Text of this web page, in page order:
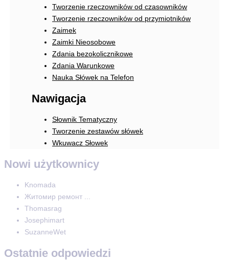
Tworzenie rzeczowników od czasowników
Tworzenie rzeczowników od przymiotników
Zaimek
Zaimki Nieosobowe
Zdania bezokolicznikowe
Zdania Warunkowe
Nauka Słówek na Telefon
Nawigacja
Słownik Tematyczny
Tworzenie zestawów słówek
Wkuwacz Słowek
Nowi użytkownicy
Knomada
Житомир ремонт ...
Thomasrag
Josephimart
SuzanneWet
Ostatnie odpowiedzi